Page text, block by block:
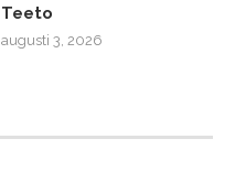
Teeto
augusti 3, 2026